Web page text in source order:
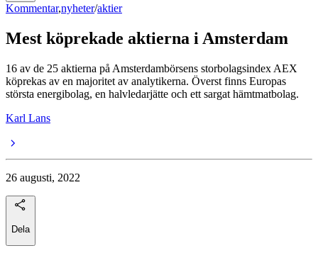
Kommentar,nyheter/aktier
Mest köprekade aktierna i Amsterdam
16 av de 25 aktierna på Amsterdambörsens storbolagsindex AEX
köprekas av en majoritet av analytikerna. Överst finns Europas
största energibolag, en halvledarjätte och ett sargat hämtmatbolag.
Karl Lans
26 augusti, 2022
Dela